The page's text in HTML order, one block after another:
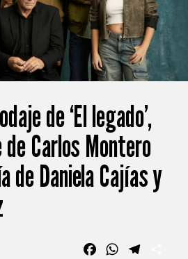
de ‘El legado’,
Carlos Montero
de Daniela Cajías y
FacebookWhatsApp